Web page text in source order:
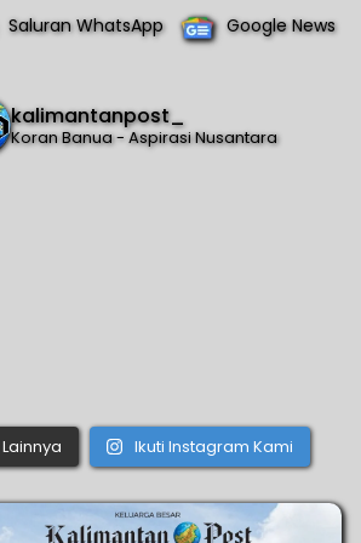
Saluran WhatsApp Google News
kalimantanpost_
Koran Banua - Aspirasi Nusantara
Lainnya Ikuti Instagram Kami